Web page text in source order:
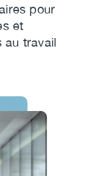
pour
et
au travail